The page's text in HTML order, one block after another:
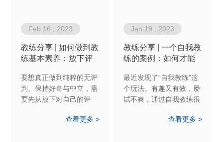
Feb 16 , 2023
教练分享 | 如何做到教
练基本素养：放下评
要想真正做到纯粹的无评
判、保持好奇与中立，需
要先从放下对自己的评
及中立的态度开始查看更多 >
Jan 19 , 2023
教练分享 | 一个自我教
练的案例：如何才能
最近发现了“自我教练”这
个玩法。有趣又有效，屡
试不爽，通过自我教练很
查看更多 >